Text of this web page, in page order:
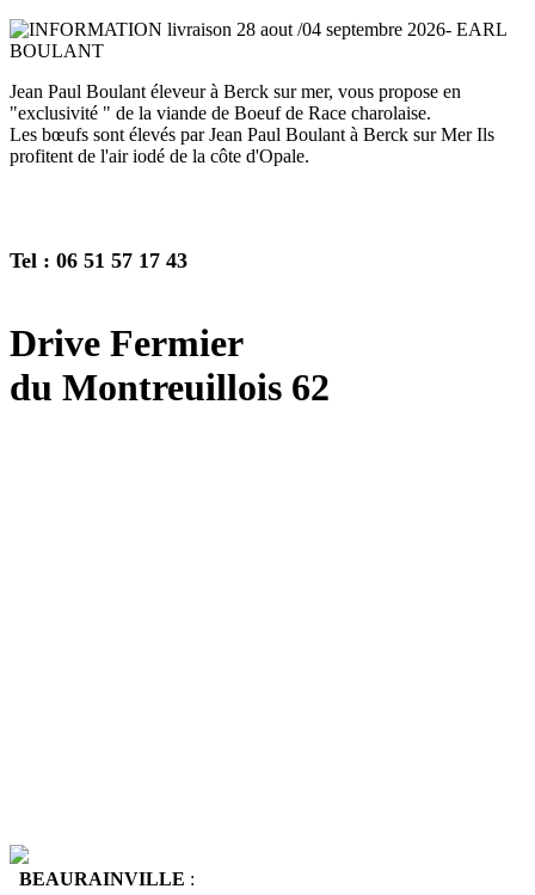
Jean Paul Boulant éleveur à Berck sur mer, vous propose en
"exclusivité " de la viande de Boeuf de Race charolaise.
Les bœufs sont élevés par Jean Paul Boulant à Berck sur Mer Ils
profitent de l'air iodé de la côte d'Opale.
Tel : 06 51 57 17 43
Drive Fermier
du Montreuillois 62
BEAURAINVILLE :